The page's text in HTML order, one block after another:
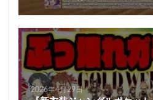
2026年4月29日